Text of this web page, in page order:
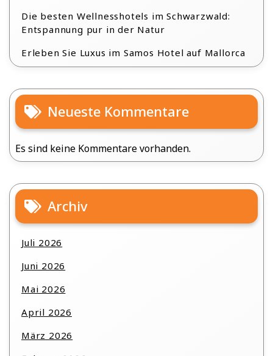
Die besten Wellnesshotels im Schwarzwald:
Entspannung pur in der Natur
Erleben Sie Luxus im Samos Hotel auf Mallorca
Neueste Kommentare
Es sind keine Kommentare vorhanden.
Archiv
Juli 2026
Juni 2026
Mai 2026
April 2026
März 2026